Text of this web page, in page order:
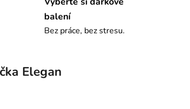
balení
Bez práce, bez stresu.
Elegan